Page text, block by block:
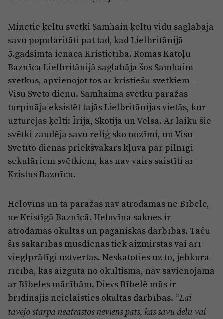
Minētie ķeltu svētki Samhain ķeltu vidū saglabāja
savu popularitāti pat tad, kad Lielbritānijā
5.gadsimtā ienāca Kristietība. Romas Katoļu
Baznīca Lielbritānijā saglabāja šos Samhaim
svētkus, apvienojot tos ar kristiešu svētkiem –
Visu Svēto dienu. Samhaima svētku paražas
turpināja eksistēt tajās Lielbritānijas vietās, kur
uzturējās ķelti: Īrijā, Skotijā un Velsā. Ar laiku šie
svētki zaudēja savu reliģisko nozīmi, un Visu
Svētīto dienas priekšvakars kļuva par pilnīgi
sekulāriem svētkiem, kas nav vairs saistīti ar
Kristus Baznīcu.
Helovīns un tā paražas nav atrodamas ne Bībelē,
ne Kristīgā Baznīcā. Helovīna saknes ir
atrodamas okultās un pagāniskās darbībās. Taču
šīs sakarības mūsdienās tiek aizmirstas vai arī
vieglprātīgi uztvertas. Neskatoties uz to, jebkura
rīcība, kas aizgūta no okultisma, nav savienojama
ar Bībeles mācībām. Dievs Bībelē mūs ir
brīdinājis neielaisties okultās darbībās. “Lai
tavējo starpā neatrastos neviens pats, kas savu dēlu vai